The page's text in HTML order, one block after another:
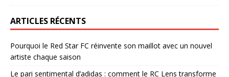
ARTICLES RÉCENTS
Pourquoi le Red Star FC réinvente son maillot avec un nouvel
artiste chaque saison
Le pari sentimental d’adidas : comment le RC Lens transforme